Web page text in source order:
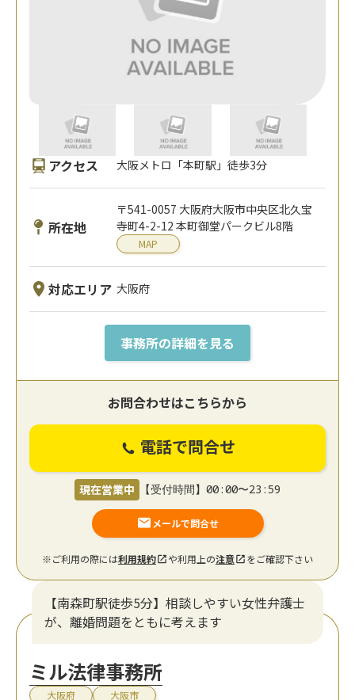
アクセス 大阪メトロ「本町駅」徒歩3分
所在地
〒541-0057 大阪府大阪市中央区北久宝
寺町4-2-12 本町御堂パークビル8階
MAP
対応エリア 大阪府
事務所の詳細を見る
お問合わせはこちらから
電話で問合せ
現在営業中 【受付時間】00:00〜23:59
メールで問合せ
※ご利用の際には利用規約 や利用上の注意 をご確認下さい
【南森町駅徒歩5分】相談しやすい女性弁護士
が、離婚問題をともに考えます
ミル法律事務所
大阪府 大阪市